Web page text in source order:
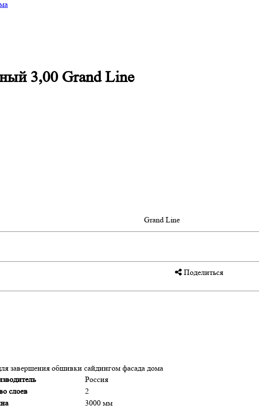
3,00 Grand Line
Grand Line
Поделиться
завершения обшивки сайдингом фасада дома
Россия
слоев
2
3000 мм